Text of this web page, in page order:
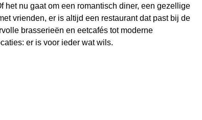
het nu gaat om een romantisch diner, een gezellige
vrienden, er is altijd een restaurant dat past bij de
brasserieën en eetcafés tot moderne
er is voor ieder wat wils.
een restaurant in de buurt, bijvoorbeeld in